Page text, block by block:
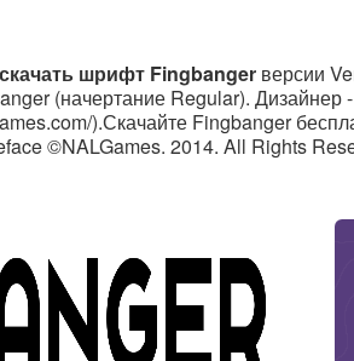
скачать шрифт Fingbanger версии
(начертание Regular).
).Скачайте Fingbanger
©NALGames. 2014. All Rights